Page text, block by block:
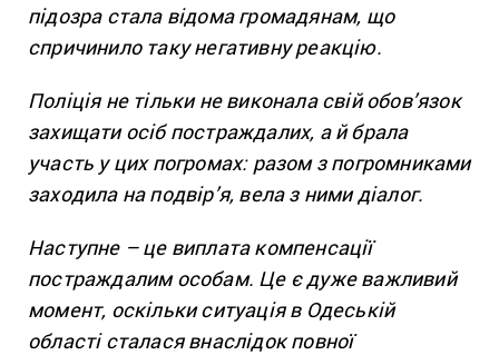
підозра стала відома громадянам, що
спричинило таку негативну реакцію.
Поліція не тільки не виконала свій обов’язок
захищати осіб постраждалих, а й брала
участь у цих погромах: разом з погромниками
заходила на подвір’я, вела з ними діалог.
Наступне – це виплата компенсації
постраждалим особам. Це є дуже важливий
момент, оскільки ситуація в Одеській
області сталася внаслідок повної